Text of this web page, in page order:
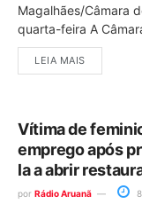
Magalhães/Câmara
quarta-feira A
LEIA MAIS
Vítima de
emprego após
la a abrir
por Rádio Aruanã